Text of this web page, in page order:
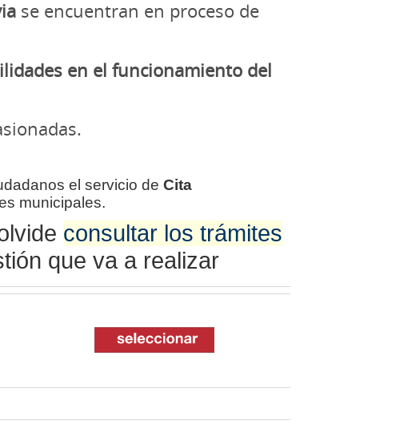
se encuentran en proceso de
en el funcionamiento del
el servicio de Cita
municipales.
consultar los trámites
que va a realizar